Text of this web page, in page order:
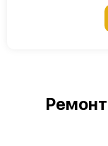
Ремонт